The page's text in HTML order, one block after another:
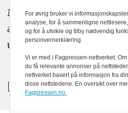
Medier24s redaksjon
ansvar for publisert
uten bruk av kunstig
For øvrig bruker vi
analyse, for å sammenligne
og for å utvikle og tilby nødvendig
personvernerklæring.
Vi er med i Fagpressen-nettverket.
du få relevante annonser på
nettverket basert på informasjon fra
disse nettstedene. En oversikt over
Fagpressen.no.